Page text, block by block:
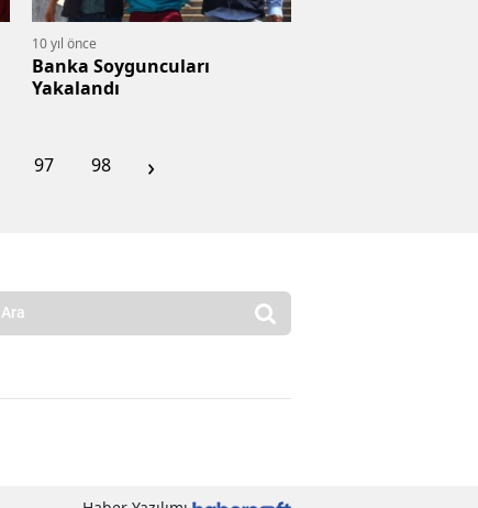
10 yıl önce
Banka Soyguncuları
Yakalandı
97 98 ›